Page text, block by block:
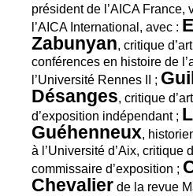
président de l’AICAFrance,
l’AICAInternational, avec :
Zabunyan, critique
conférences en histoire de
l’Université Rennes II ;
Désanges, critique
d’exposition indépendant ;
Guéhenneux,
à l’Université d’Aix, critique
commissaire d’exposition ;
Chevalier de la revue